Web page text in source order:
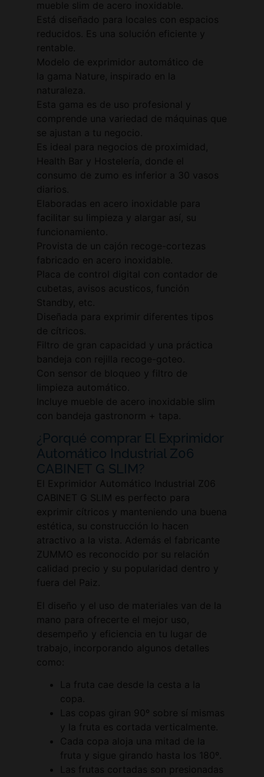
mueble slim de acero inoxidable.
Está diseñado para locales con espacios
reducidos. Es una solución eficiente y
rentable.
Modelo de exprimidor automático de
la gama Nature, inspirado en la
naturaleza.
Esta gama es de uso profesional y
comprende una variedad de máquinas que
se ajustan a tu negocio.
Es ideal para negocios de proximidad,
Health Bar y Hostelería, donde el
consumo de zumo es inferior a 30 vasos
diarios.
Elaboradas en acero inoxidable para
facilitar su limpieza y alargar así, su
funcionamiento.
Provista de un cajón recoge-cortezas
fabricado en acero inoxidable.
Placa de control digital con contador de
cubetas, avisos acusticos, función
Standby, etc.
Diseñada para exprimir diferentes tipos
de cítricos.
Filtro de gran capacidad y una práctica
bandeja con rejilla recoge-goteo.
Con sensor de bloqueo y filtro de
limpieza automático.
Incluye mueble de acero inoxidable slim
con bandeja gastronorm + tapa.
¿Porqué comprar El Exprimidor
Automático Industrial Z06
CABINET G SLIM?
El Exprimidor Automático Industrial Z06
CABINET G SLIM es perfecto para
exprimir cítricos y manteniendo una buena
estética, su construcción lo hacen
atractivo a la vista. Además el fabricante
ZUMMO es reconocido por su relación
calidad precio y su popularidad dentro y
fuera del Paiz.
El diseño y el uso de materiales van de la
mano para ofrecerte el mejor uso,
desempeño y eficiencia en tu lugar de
trabajo, incorporando algunos detalles
como:
La fruta cae desde la cesta a la
copa.
Las copas giran 90º sobre sí mismas
y la fruta es cortada verticalmente.
Cada copa aloja una mitad de la
fruta y sigue girando hasta los 180º.
Las frutas cortadas son presionadas